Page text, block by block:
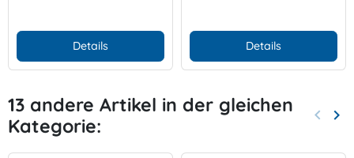
Details Details
13 andere Artikel in der gleichen
Kategorie:
Zurück
keyboard_arrow_left keyboard_arrow_right